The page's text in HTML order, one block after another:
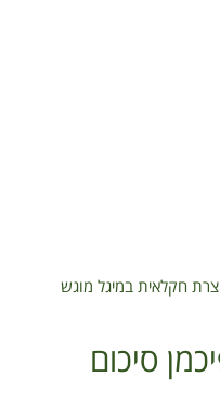
תוצרת חקלאית במיגל מוגש
סיכום